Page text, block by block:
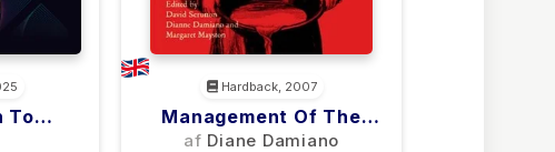
To
Hardback, 2007
Management Of The
Motor Disorders Of
af Diane Damiano